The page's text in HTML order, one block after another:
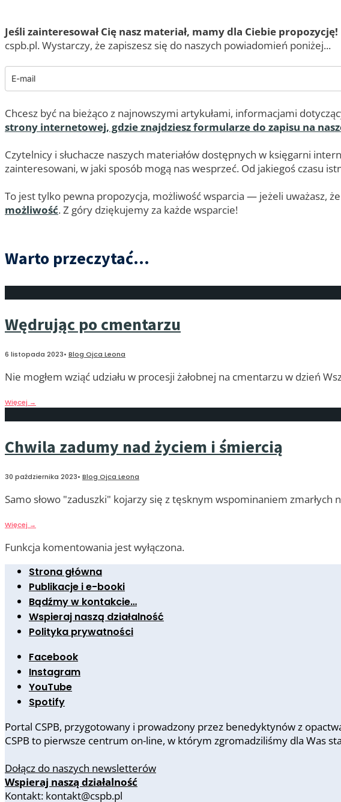
Jeśli zainteresował Cię nasz materiał, mamy dla Ciebie propozycję!
cspb.pl. Wystarczy, że zapiszesz się do naszych powiadomień poniżej...
Chcesz być na bieżąco z najnowszymi artykułami, informacjami
strony internetowej, gdzie znajdziesz formularze do zapisu na
Czytelnicy i słuchacze naszych materiałów dostępnych w księgarni
zainteresowani, w jaki sposób mogą nas wesprzeć. Od jakiegoś czasu
To jest tylko pewna propozycja, możliwość wsparcia — jeżeli uważasz,
możliwość. Z góry dziękujemy za każde wsparcie!
Warto przeczytać...
Wędrując po cmentarzu
6 listopada 2023• Blog Ojca Leona
Nie mogłem wziąć udziału w procesji żałobnej na cmentarzu w dzień
Więcej →
Chwila zadumy nad życiem i śmiercią
30 października 2023• Blog Ojca Leona
Samo słowo "zaduszki" kojarzy się z tęsknym wspominaniem
Więcej →
Funkcja komentowania jest wyłączona.
Strona główna
Publikacje i e-booki
Bądźmy w kontakcie…
Wspieraj naszą działalność
Polityka prywatności
Facebook
Instagram
YouTube
Spotify
Portal CSPB, przygotowany i prowadzony przez benedyktynów z
CSPB to pierwsze centrum on-line, w którym zgromadziliśmy dla Was
Dołącz do naszych newsletterów
Wspieraj naszą działalność
Kontakt: kontakt@cspb.pl